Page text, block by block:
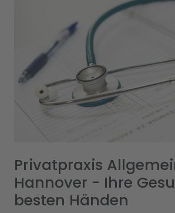
Privatpraxis
Hannover - Ihre
besten Händen